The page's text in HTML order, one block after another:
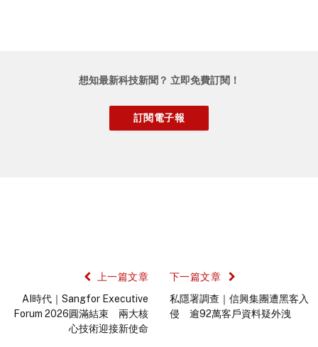
想知最新科技新聞？ 立即免費訂閱！
上一篇文章
AI時代｜Sangfor Executive
Forum 2026圓滿結束 兩大核
心技術迎接新使命
下一篇文章
私隱署調查｜信興集團遭黑客入
侵 逾92萬客戶資料疑外洩